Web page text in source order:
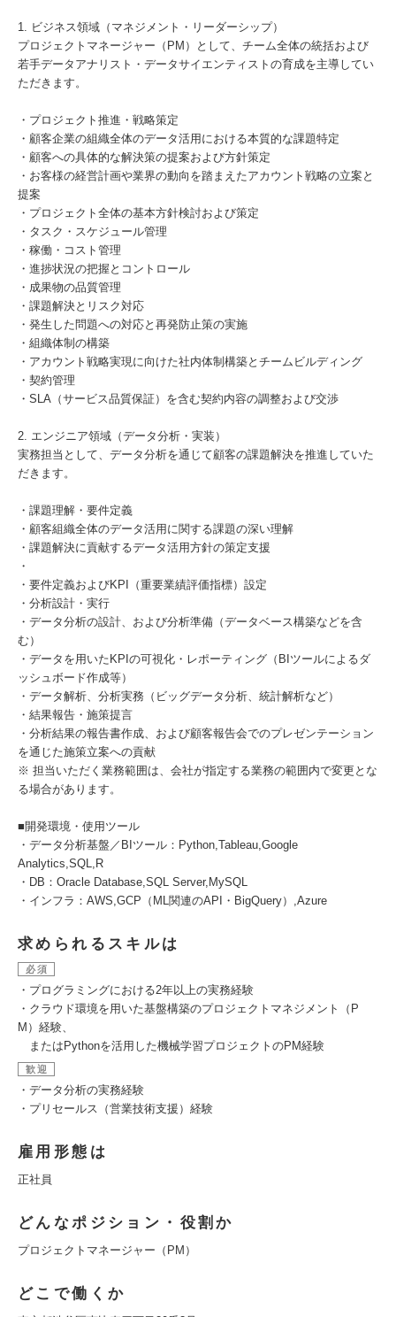
1. ビジネス領域（マネジメント・リーダーシップ）
プロジェクトマネージャー（PM）として、チーム全体の統括および
若手データアナリスト・データサイエンティストの育成を主導してい
ただきます。
・プロジェクト推進・戦略策定
・顧客企業の組織全体のデータ活用における本質的な課題特定
・顧客への具体的な解決策の提案および方針策定
・お客様の経営計画や業界の動向を踏まえたアカウント戦略の立案と
提案
・プロジェクト全体の基本方針検討および策定
・タスク・スケジュール管理
・稼働・コスト管理
・進捗状況の把握とコントロール
・成果物の品質管理
・課題解決とリスク対応
・発生した問題への対応と再発防止策の実施
・組織体制の構築
・アカウント戦略実現に向けた社内体制構築とチームビルディング
・契約管理
・SLA（サービス品質保証）を含む契約内容の調整および交渉
2. エンジニア領域（データ分析・実装）
実務担当として、データ分析を通じて顧客の課題解決を推進していた
だきます。
・課題理解・要件定義
・顧客組織全体のデータ活用に関する課題の深い理解
・課題解決に貢献するデータ活用方針の策定支援
・
・要件定義およびKPI（重要業績評価指標）設定
・分析設計・実行
・データ分析の設計、および分析準備（データベース構築などを含
む）
・データを用いたKPIの可視化・レポーティング（BIツールによるダ
ッシュボード作成等）
・データ解析、分析実務（ビッグデータ分析、統計解析など）
・結果報告・施策提言
・分析結果の報告書作成、および顧客報告会でのプレゼンテーション
を通じた施策立案への貢献
※ 担当いただく業務範囲は、会社が指定する業務の範囲内で変更とな
る場合があります。
■開発環境・使用ツール
・データ分析基盤／BIツール：Python,Tableau,Google
Analytics,SQL,R
・DB：Oracle Database,SQL Server,MySQL
・インフラ：AWS,GCP（ML関連のAPI・BigQuery）,Azure
求められるスキルは
必須
・プログラミングにおける2年以上の実務経験
・クラウド環境を用いた基盤構築のプロジェクトマネジメント（P
M）経験、
またはPythonを活用した機械学習プロジェクトのPM経験
歓迎
・データ分析の実務経験
・プリセールス（営業技術支援）経験
雇用形態は
正社員
どんなポジション・役割か
プロジェクトマネージャー（PM）
どこで働くか